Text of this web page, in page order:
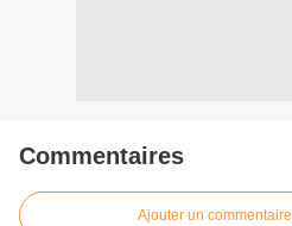
Commentaires
Ajouter un commentaire